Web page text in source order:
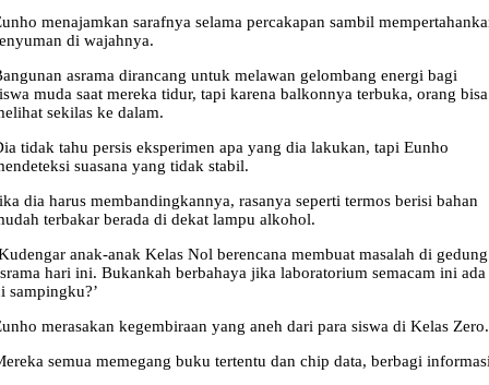
menajamkan sarafnya selama percakapan sambil
di wajahnya.
asrama dirancang untuk melawan gelombang energi bagi
muda saat mereka tidur, tapi karena balkonnya terbuka, orang bisa
sekilas ke dalam.
tidak tahu persis eksperimen apa yang dia lakukan, tapi Eunho
suasana yang tidak stabil.
dia harus membandingkannya, rasanya seperti termos berisi bahan
terbakar berada di dekat lampu alkohol.
anak-anak Kelas Nol berencana membuat masalah di gedung
hari ini. Bukankah berbahaya jika laboratorium semacam ini ada
sampingku?’
merasakan kegembiraan yang aneh dari para siswa di Kelas Zero.
semua memegang buku tertentu dan chip data, berbagi